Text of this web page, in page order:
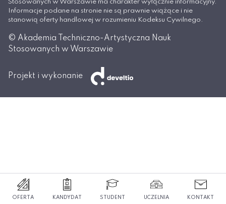
OFERTA KANDYDAT STUDENT UCZELNIA KONTAKT
Stosowanych w Warszawie ma charakter wyłącznie informacyjny.
Informacje podane na stronie nie są prawnie wiążące i nie
stanowią oferty handlowej w rozumieniu Kodeksu Cywilnego.
© Akademia Techniczno-Artystyczna Nauk
Stosowanych w Warszawie
Projekt i wykonanie